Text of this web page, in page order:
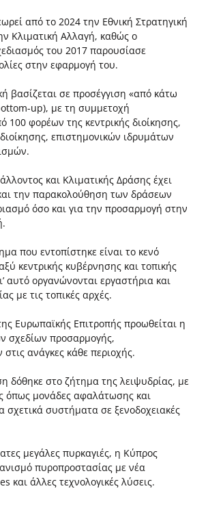
από το 2024 την Εθνική Στρατηγική
Κλιματική Αλλαγή, καθώς ο
του 2017 παρουσίασε
στην εφαρμογή του.
βασίζεται σε προσέγγιση «από κάτω
up), με τη συμμετοχή
100 φορέων της κεντρικής διοίκησης,
επιστημονικών ιδρυμάτων
και Κλιματικής Δράσης έχει
την παρακολούθηση των δράσεων
όσο και για την προσαρμογή στην
που εντοπίστηκε είναι το κενό
κεντρικής κυβέρνησης και τοπικής
αυτό οργανώνονται εργαστήρια και
με τις τοπικές αρχές.
Ευρωπαϊκής Επιτροπής προωθείται η
σχεδίων προσαρμογής,
ανάγκες κάθε περιοχής.
δόθηκε στο ζήτημα της λειψυδρίας, με
όπως μονάδες αφαλάτωσης και
σχετικά συστήματα σε ξενοδοχειακές
μεγάλες πυρκαγιές, η Κύπρος
πυροπροστασίας με νέα
και άλλες τεχνολογικές λύσεις.